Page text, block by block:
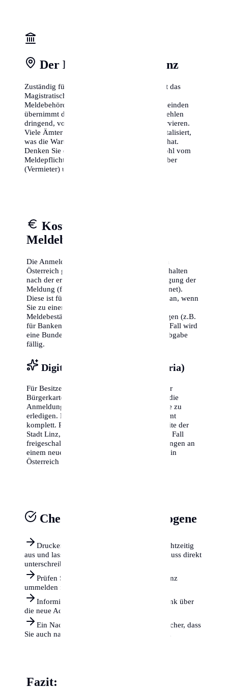
Der Behördengang in Linz
Zuständig für die Meldung sind in Linz meist das
Magistratische Bezirksamt oder die zentrale
Meldebehörde im Rathaus. In kleineren Gemeinden
übernimmt dies das Gemeindeamt. Wir empfehlen
dringend, vorab online einen Termin zu reservieren.
Viele Ämter in Linz haben ihre Prozesse digitalisiert,
was die Wartezeiten vor Ort massiv verkürzt hat.
Denken Sie daran, dass der Meldezettel sowohl vom
Meldepflichtigen als auch vom Unterkunftgeber
(Vermieter) unterschrieben sein muss.
Kosten, Gebühren &
Meldebestätigung
Die Anmeldung des Wohnsitzes an sich ist in
Österreich grundsätzlich gebührenfrei. Sie erhalten
nach der erfolgreichen Meldung eine Bestätigung der
Meldung (früher oft als 'Meldezettel' bezeichnet).
Diese ist für Sie kostenlos. Kosten fallen nur an, wenn
Sie zu einem späteren Zeitpunkt eine weitere
Meldebestätigung für private Zwecke benötigen (z.B.
für Banken oder Versicherungen). In diesem Fall wird
eine Bundesgebühr sowie eine Verwaltungsabgabe
fällig.
Digitale Anmeldung (ID Austria)
Für Besitzer einer 'ID Austria' (Nachfolger der
Bürgerkarte) bietet Linz oft die Möglichkeit, die
Anmeldung bequem von zu Hause aus online zu
erledigen. Dies spart Ihnen den Gang zum Amt
komplett. Prüfen Sie auf der offiziellen Website der
Stadt Linz, ob dieser Service bereits für Ihren Fall
freigeschaltet ist. Dies betrifft meist Anmeldungen an
einem neuen Wohnsitz, wenn der alte bereits in
Österreich bestand.
Checkliste für Neuzugezogene
Drucken Sie das Meldezettel-Formular rechtzeitig
aus und lassen Sie es beim Mietvertragsabschluss direkt
unterschreiben.
Prüfen Sie, ob Sie auch Ihr Fahrzeug in Linz
ummelden müssen (Frist: 1 Monat).
Informieren Sie Ihre Versicherung und Bank über
die neue Adresse.
Ein Nachsendeauftrag bei der Post stellt sicher, dass
Sie auch nach dem Umzug erreichbar bleiben.
Fazit: Willkommen in Linz